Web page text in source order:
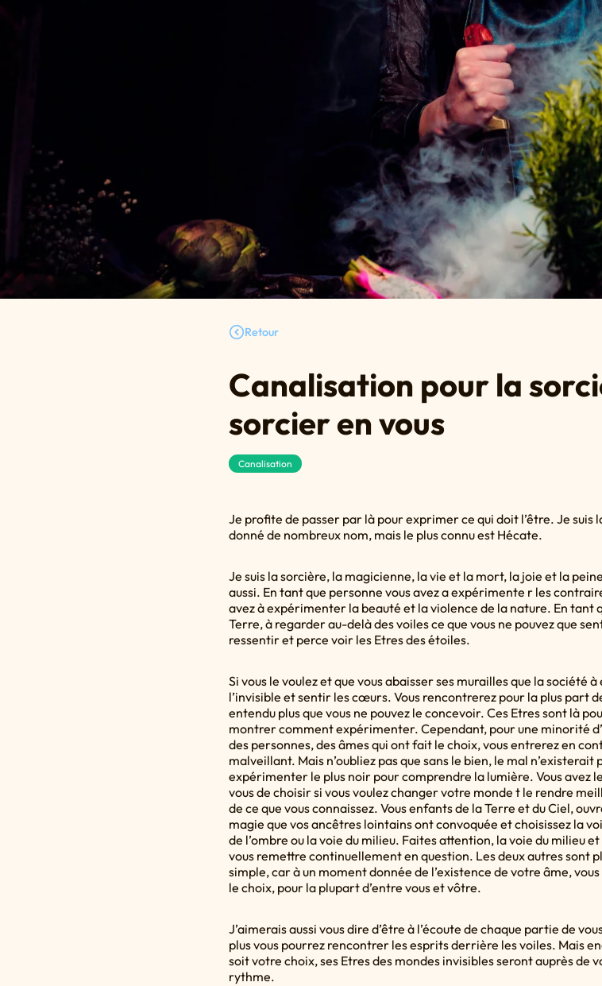
Retour
Canalisation pour la
sorcier en vous
Canalisation
Je profite de passer par là pour exprimer ce qui doit l’être. Je suis
donné de nombreux nom, mais le plus connu est Hécate.
Je suis la sorcière, la magicienne, la vie et la mort, la joie et la
aussi. En tant que personne vous avez a expérimente r les
avez à expérimenter la beauté et la violence de la nature. En tant
Terre, à regarder au-delà des voiles ce que vous ne pouvez que
ressentir et perce voir les Etres des étoiles.
Si vous le voulez et que vous abaisser ses murailles que la société
l’invisible et sentir les cœurs. Vous rencontrerez pour la plus part
entendu plus que vous ne pouvez le concevoir. Ces Etres sont là
montrer comment expérimenter. Cependant, pour une minorité
des personnes, des âmes qui ont fait le choix, vous entrerez en
malveillant. Mais n’oubliez pas que sans le bien, le mal
expérimenter le plus noir pour comprendre la lumière. Vous avez
vous de choisir si vous voulez changer votre monde t le rendre
de ce que vous connaissez. Vous enfants de la Terre et du Ciel,
magie que vos ancêtres lointains ont convoquée et choisissez la
de l’ombre ou la voie du milieu. Faites attention, la voie du milieu
vous remettre continuellement en question. Les deux autres sont
simple, car à un moment donnée de l’existence de votre âme,
le choix, pour la plupart d’entre vous et vôtre.
J’aimerais aussi vous dire d’être à l’écoute de chaque partie de
plus vous pourrez rencontrer les esprits derrière les voiles. Mais
soit votre choix, ses Etres des mondes invisibles seront auprès de
rythme.